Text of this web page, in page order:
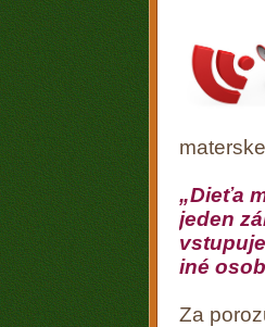
„Dieťa
jeden
iné
Za